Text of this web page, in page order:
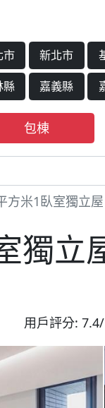
市 新北市
縣
嘉義縣
包棟
方米1臥室獨立
獨立
用戶評分: